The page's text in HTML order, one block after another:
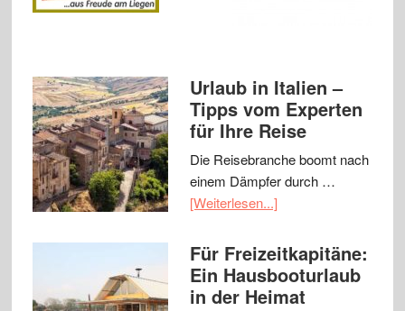
Urlaub in Italien –
Tipps vom Experten
für Ihre Reise
Die Reisebranche boomt nach
einem Dämpfer durch …
[Weiterlesen...]
Für Freizeitkapitäne:
Ein Hausbooturlaub
in der Heimat